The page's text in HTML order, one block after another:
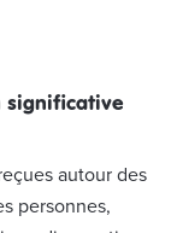
significative
autour des
personnes,